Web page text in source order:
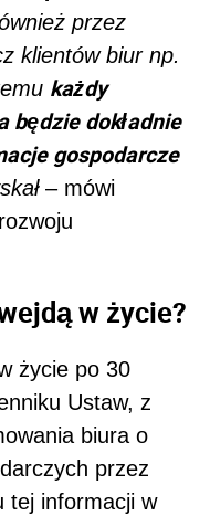
przez
klientów biur np.
każdy
będzie dokładnie
gospodarcze
– mówi
w życie?
życie po 30
Ustaw, z
biura o
przez
tej informacji w